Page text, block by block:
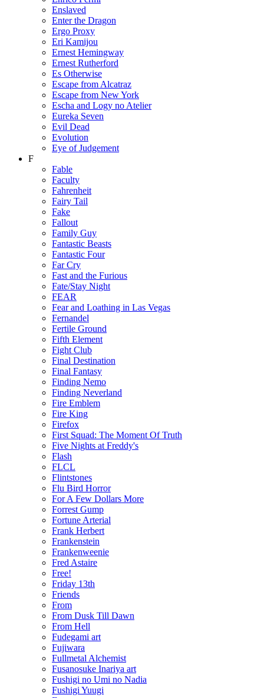
Enslaved
Enter the Dragon
Ergo Proxy
Eri Kamijou
Ernest Hemingway
Ernest Rutherford
Es Otherwise
Escape from Alcatraz
Escape from New York
Escha and Logy no Atelier
Eureka Seven
Evil Dead
Evolution
Eye of Judgement
F
Fable
Faculty
Fahrenheit
Fairy Tail
Fake
Fallout
Family Guy
Fantastic Beasts
Fantastic Four
Far Cry
Fast and the Furious
Fate/Stay Night
FEAR
Fear and Loathing in Las Vegas
Fernandel
Fertile Ground
Fifth Element
Fight Club
Final Destination
Final Fantasy
Finding Nemo
Finding Neverland
Fire Emblem
Fire King
Firefox
First Squad: The Moment Of Truth
Five Nights at Freddy's
Flash
FLCL
Flintstones
Flu Bird Horror
For A Few Dollars More
Forrest Gump
Fortune Arterial
Frank Herbert
Frankenstein
Frankenweenie
Fred Astaire
Free!
Friday 13th
Friends
From
From Dusk Till Dawn
From Hell
Fudegami art
Fujiwara
Fullmetal Alchemist
Fusanosuke Inariya art
Fushigi no Umi no Nadia
Fushigi Yuugi